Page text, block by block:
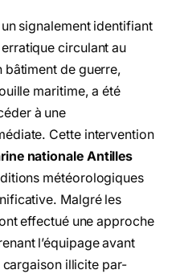
signalement identifiant
circulant au
bâtiment de guerre,
maritime, a été
à une
Cette intervention
nationale Antilles
météorologiques
Malgré les
effectué une approche
l’équipage avant
illicite par-